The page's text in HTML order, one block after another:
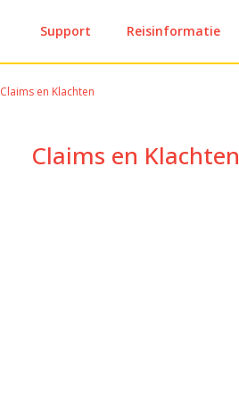
Support Reisinformatie
Claims en Klachten
Claims en Klachten